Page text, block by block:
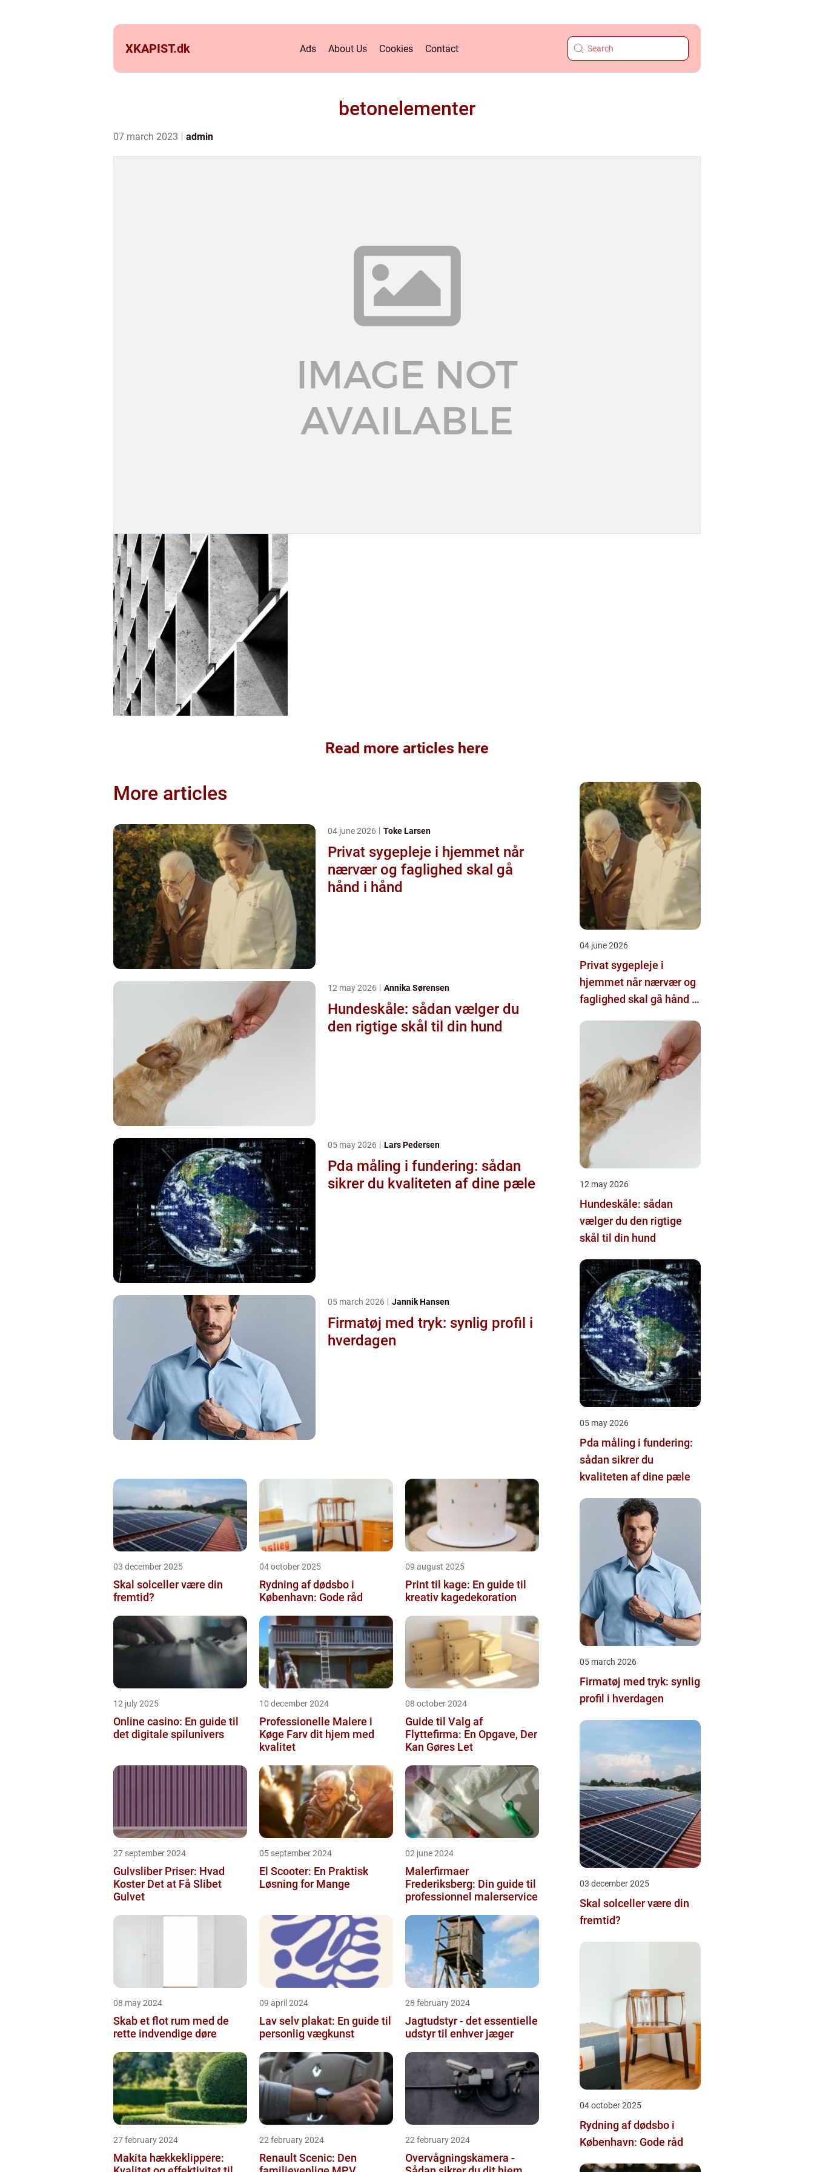
XKAPIST.dk Ads About Us Cookies Contact
betonelementer
07 march 2023 admin
Read more articles here
More articles
04 june 2026 Toke Larsen
Privat sygepleje i hjemmet når
nærvær og faglighed skal gå
hånd i hånd
12 may 2026 Annika Sørensen
Hundeskåle: sådan vælger du
den rigtige skål til din hund
05 may 2026 Lars Pedersen
Pda måling i fundering: sådan
sikrer du kvaliteten af dine pæle
05 march 2026 Jannik Hansen
Firmatøj med tryk: synlig profil i
hverdagen
03 december 2025
Skal solceller være din
fremtid?
04 october 2025
Rydning af dødsbo i
København: Gode råd
09 august 2025
Print til kage: En guide til
kreativ kagedekoration
12 july 2025
Online casino: En guide til
det digitale spilunivers
10 december 2024
Professionelle Malere i
Køge Farv dit hjem med
kvalitet
08 october 2024
Guide til Valg af
Flyttefirma: En Opgave, Der
Kan Gøres Let
27 september 2024
Gulvsliber Priser: Hvad
Koster Det at Få Slibet
Gulvet
05 september 2024
El Scooter: En Praktisk
Løsning for Mange
02 june 2024
Malerfirmaer
Frederiksberg: Din guide til
professionnel malerservice
08 may 2024
Skab et flot rum med de
rette indvendige døre
09 april 2024
Lav selv plakat: En guide til
personlig vægkunst
28 february 2024
Jagtudstyr - det essentielle
udstyr til enhver jæger
27 february 2024
Makita hækkeklippere:
22 february 2024
Renault Scenic: Den
22 february 2024
Overvågningskamera -
04 june 2026
Privat sygepleje i
hjemmet når nærvær og
faglighed skal gå hånd i
12 may 2026
Hundeskåle: sådan
vælger du den rigtige
skål til din hund
05 may 2026
Pda måling i fundering:
sådan sikrer du
kvaliteten af dine pæle
05 march 2026
Firmatøj med tryk: synlig
profil i hverdagen
03 december 2025
Skal solceller være din
fremtid?
04 october 2025
Rydning af dødsbo i
København: Gode råd